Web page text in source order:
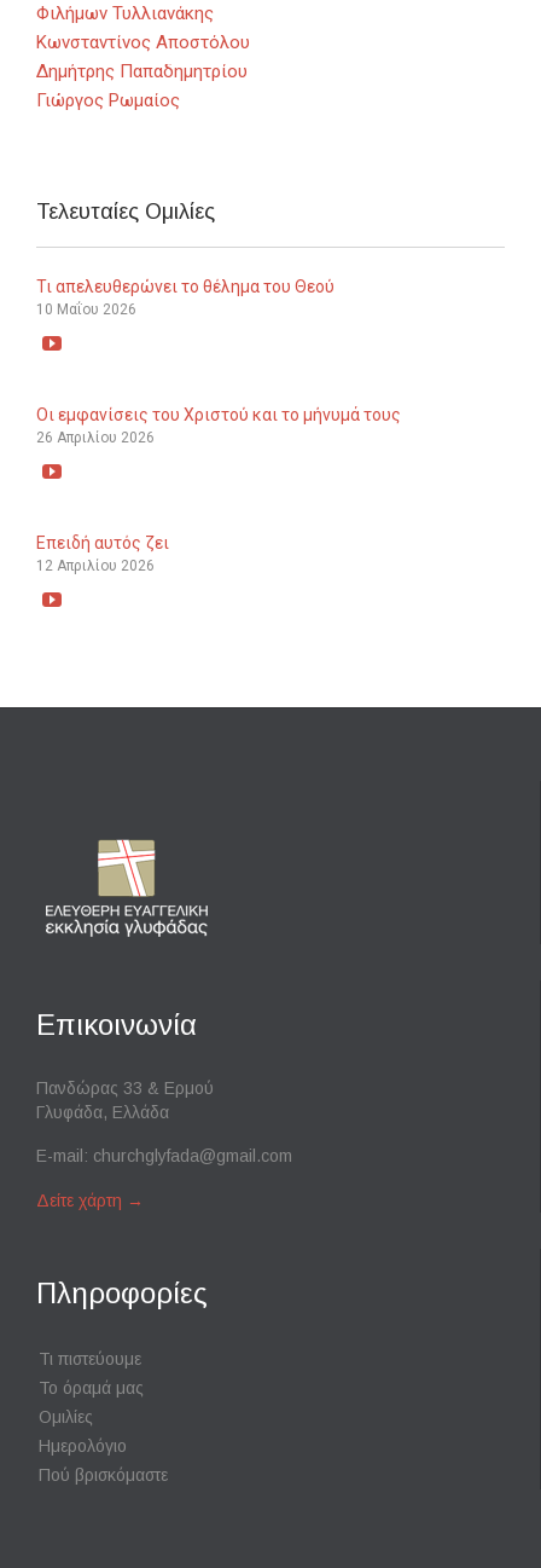
Φιλήμων Τυλλιανάκης
Κωνσταντίνος Αποστόλου
Δημήτρης Παπαδημητρίου
Γιώργος Ρωμαίος
Τελευταίες Ομιλίες
Τι απελευθερώνει το θέλημα του Θεού
10 Μαΐου 2026

Οι εμφανίσεις του Χριστού και το μήνυμά τους
26 Απριλίου 2026

Επειδή αυτός ζει
12 Απριλίου 2026

Επικοινωνία
Πανδώρας 33 & Ερμού
Γλυφάδα, Ελλάδα
E-mail: churchglyfada@gmail.com
Δείτε χάρτη →
Πληροφορίες
Τι πιστεύουμε
Το όραμά μας
Ομιλίες
Ημερολόγιο
Πού βρισκόμαστε